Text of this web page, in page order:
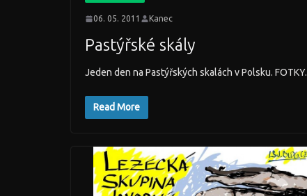
06. 05. 2011 Kanec
Pastýřské skály
Jeden den na Pastýřských skalách v Polsku. FOTKY.
Read More